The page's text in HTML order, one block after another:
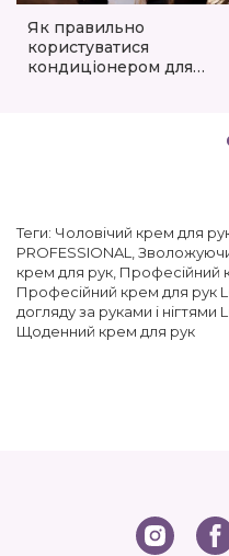
Як правильно
користуватися
кондиціонером для
Теги: Чоловічий крем для
PROFESSIONAL
крем для рук Професійний
Професійний крем для рук
догляду за руками і нігтями
Щоденний крем для рук